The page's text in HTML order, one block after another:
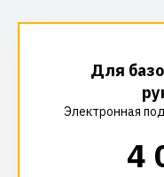
Для
Электронная
4